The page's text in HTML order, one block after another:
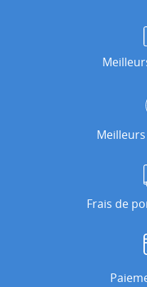
Frais de